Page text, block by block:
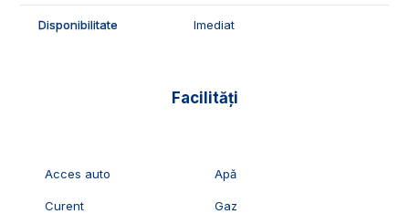
Disponibilitate Imediat
Facilități
Acces auto Apă
Curent Gaz